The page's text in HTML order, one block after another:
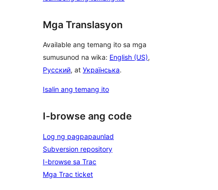
Mga Translasyon
Available ang temang ito sa mga
sumusunod na wika: English (US),
Русский, at Українська.
Isalin ang temang ito
I-browse ang code
Log ng pagpapaunlad
Subversion repository
I-browse sa Trac
Mga Trac ticket